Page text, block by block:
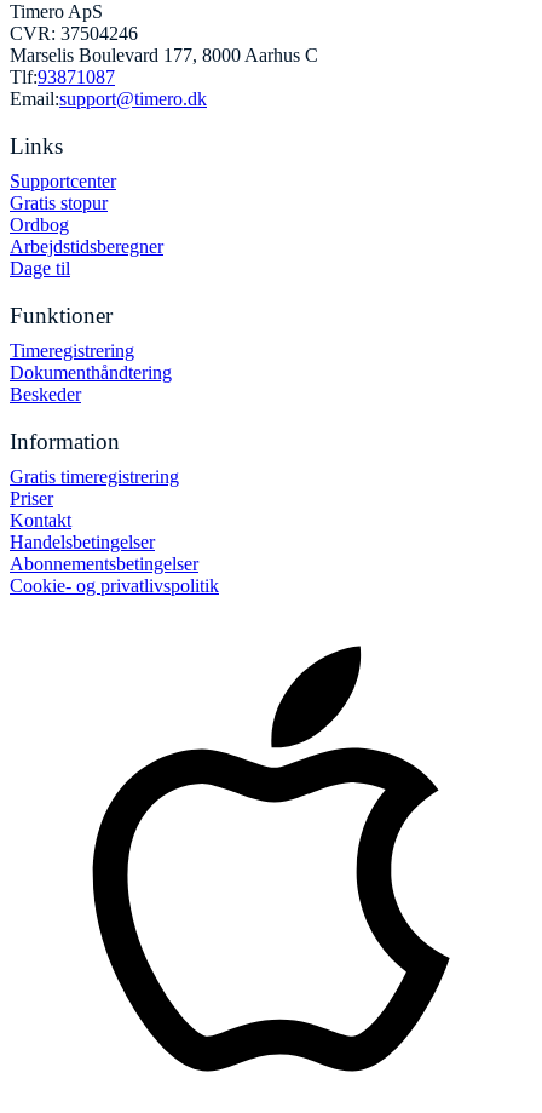
Timero ApS
CVR: 37504246
Marselis Boulevard 177, 8000 Aarhus C
Tlf:93871087
Email:support@timero.dk
Links
Supportcenter
Gratis stopur
Ordbog
Arbejdstidsberegner
Dage til
Funktioner
Timeregistrering
Dokumenthåndtering
Beskeder
Information
Gratis timeregistrering
Priser
Kontakt
Handelsbetingelser
Abonnementsbetingelser
Cookie- og privatlivspolitik